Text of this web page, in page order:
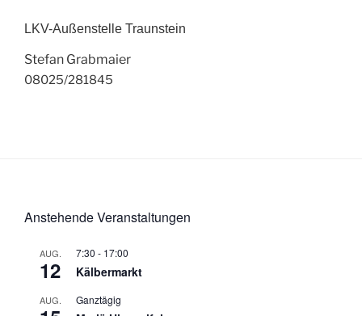
LKV-Außenstelle Traunstein
Stefan Grabmaier
08025/281845
Anstehende Veranstaltungen
AUG.
12
7:30 - 17:00
Kälbermarkt
AUG. Ganztägig